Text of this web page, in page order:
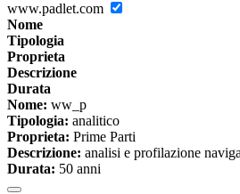
www.padlet.com
Nome
Tipologia
Proprieta
Descrizione
Durata
Nome: ww_p
Tipologia: analitico
Proprieta: Prime Parti
Descrizione: analisi e profilazione
Durata: 50 anni